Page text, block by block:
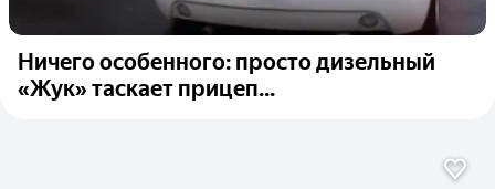
Ничего особенного: просто дизельный
«Жук» таскает прицеп...